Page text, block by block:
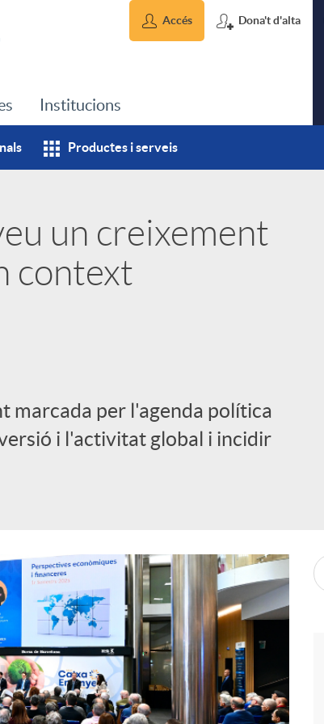
Accés Dona't d'alta
Productes i serveis
Institucions
un creixement
context
marcada per l'agenda política
i l'activitat global i incidir